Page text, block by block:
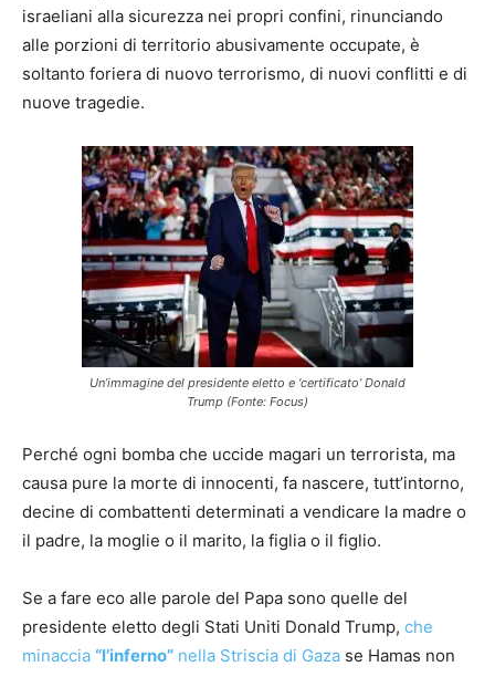
israeliani alla sicurezza nei propri confini, rinunciando
alle porzioni di territorio abusivamente occupate, è
soltanto foriera di nuovo terrorismo, di nuovi conflitti e di
nuove tragedie.
Un’immagine del presidente eletto e ‘certificato’ Donald
Trump (Fonte: Focus)
Perché ogni bomba che uccide magari un terrorista, ma
causa pure la morte di innocenti, fa nascere, tutt’intorno,
decine di combattenti determinati a vendicare la madre o
il padre, la moglie o il marito, la figlia o il figlio.
Se a fare eco alle parole del Papa sono quelle del
presidente eletto degli Stati Uniti Donald Trump, che
minaccia “l’inferno” nella Striscia di Gaza se Hamas non